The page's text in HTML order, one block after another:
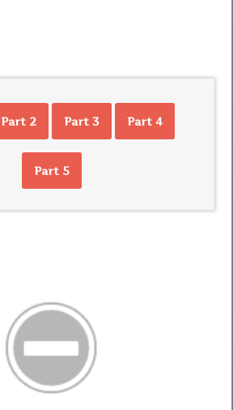
Part 2 Part 3 Part 4
Part 5